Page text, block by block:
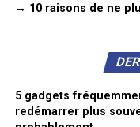
→ 10 raisons de ne
5 gadgets
redémarrer plus